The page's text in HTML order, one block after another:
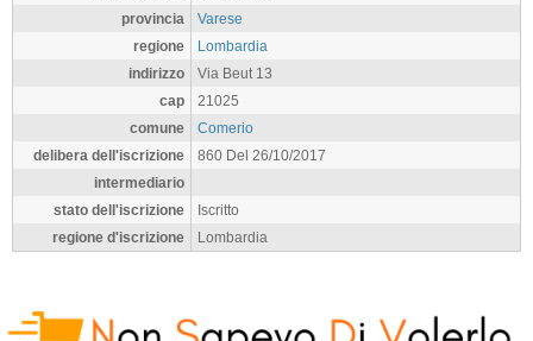
provincia
Varese
regione
Lombardia
indirizzo
Via Beut 13
cap
21025
comune
Comerio
delibera dell'iscrizione
860 Del 26/10/2017
intermediario
stato dell'iscrizione
Iscritto
regione d'iscrizione
Lombardia